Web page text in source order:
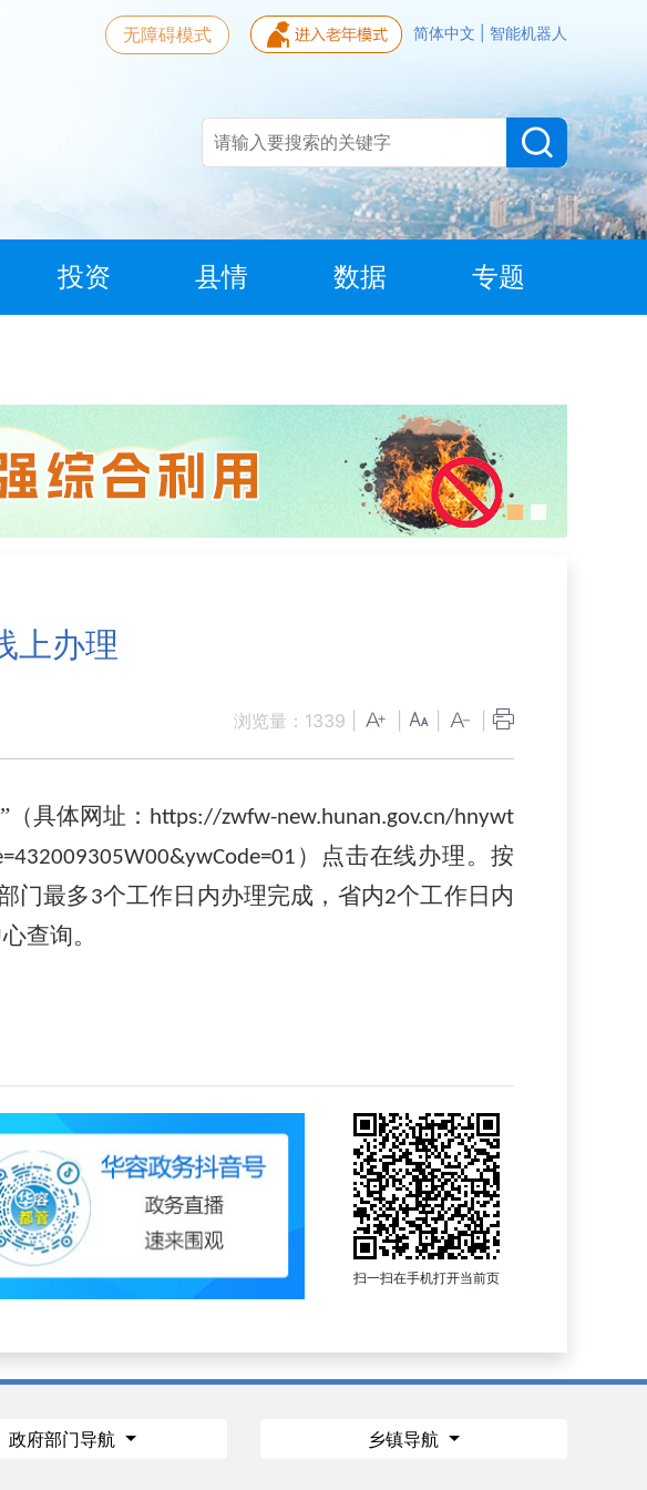
简体中文 智能机器人
无障碍模式
投资 县情 数据 专题
上办理
浏览量： 1339
（具体网址： https://zwfw-new.hunan.gov.cn/hnywt
） 点击在线办理。按
门最多3个工作日内办理完成，省内2个工作日内
查询。
扫一扫在手机打开当前页
政府部门导航 乡镇导航